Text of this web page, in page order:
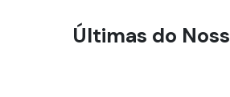
Últimas do